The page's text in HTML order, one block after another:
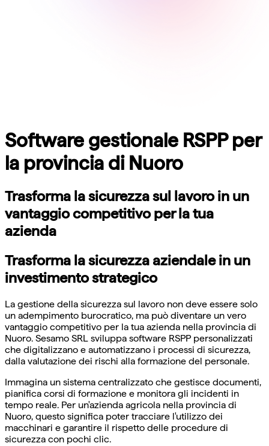
Software gestionale RSPP per
la provincia di Nuoro
Trasforma la sicurezza sul lavoro in un
vantaggio competitivo per la tua
azienda
Trasforma la sicurezza aziendale in un
investimento strategico
La gestione della sicurezza sul lavoro non deve essere solo
un adempimento burocratico, ma può diventare un vero
vantaggio competitivo per la tua azienda nella provincia di
Nuoro. Sesamo SRL sviluppa software RSPP personalizzati
che digitalizzano e automatizzano i processi di sicurezza,
dalla valutazione dei rischi alla formazione del personale.
Immagina un sistema centralizzato che gestisce documenti,
pianifica corsi di formazione e monitora gli incidenti in
tempo reale. Per un'azienda agricola nella provincia di
Nuoro, questo significa poter tracciare l'utilizzo dei
macchinari e garantire il rispetto delle procedure di
sicurezza con pochi clic.